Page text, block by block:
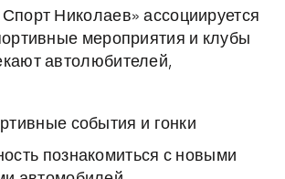
Николаев» ассоциируется
мероприятия и клубы
автолюбителей,
события и гонки
познакомиться с новыми